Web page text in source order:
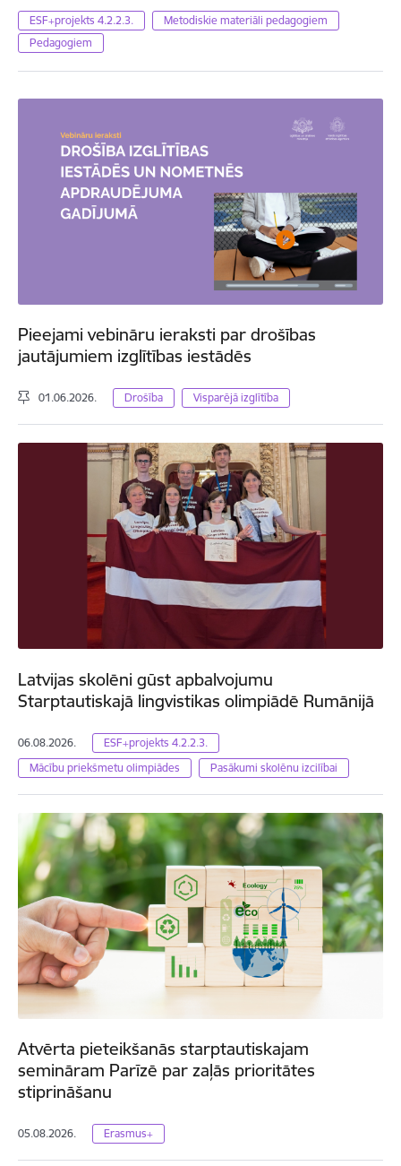
ESF+projekts 4.2.2.3.
Metodiskie materiāli pedagogiem
Pedagogiem
Pieejami vebināru ieraksti par drošības
jautājumiem izglītības iestādēs
01.06.2026. Drošība Visparējā izglītība
Latvijas skolēni gūst apbalvojumu
Starptautiskajā lingvistikas olimpiādē Rumānijā
06.08.2026.
ESF+projekts 4.2.2.3.
Mācību priekšmetu olimpiādes
Pasākumi skolēnu izcilībai
Atvērta pieteikšanās starptautiskajam
semināram Parīzē par zaļās prioritātes
stiprināšanu
05.08.2026. Erasmus+